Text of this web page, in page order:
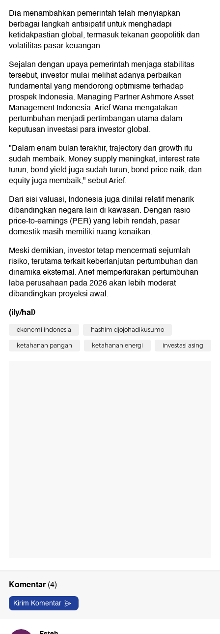
Dia menambahkan pemerintah telah menyiapkan
berbagai langkah antisipatif untuk menghadapi
ketidakpastian global, termasuk tekanan geopolitik dan
volatilitas pasar keuangan.
Sejalan dengan upaya pemerintah menjaga stabilitas
tersebut, investor mulai melihat adanya perbaikan
fundamental yang mendorong optimisme terhadap
prospek Indonesia. Managing Partner Ashmore Asset
Management Indonesia, Arief Wana mengatakan
pertumbuhan menjadi pertimbangan utama dalam
keputusan investasi para investor global.
"Dalam enam bulan terakhir, trajectory dari growth itu
sudah membaik. Money supply meningkat, interest rate
turun, bond yield juga sudah turun, bond price naik, dan
equity juga membaik," sebut Arief.
Dari sisi valuasi, Indonesia juga dinilai relatif menarik
dibandingkan negara lain di kawasan. Dengan rasio
price-to-earnings (PER) yang lebih rendah, pasar
domestik masih memiliki ruang kenaikan.
Meski demikian, investor tetap mencermati sejumlah
risiko, terutama terkait keberlanjutan pertumbuhan dan
dinamika eksternal. Arief memperkirakan pertumbuhan
laba perusahaan pada 2026 akan lebih moderat
dibandingkan proyeksi awal.
(ily/hal)
ekonomi indonesia hashim djojohadikusumo
ketahanan pangan ketahanan energi investasi asing